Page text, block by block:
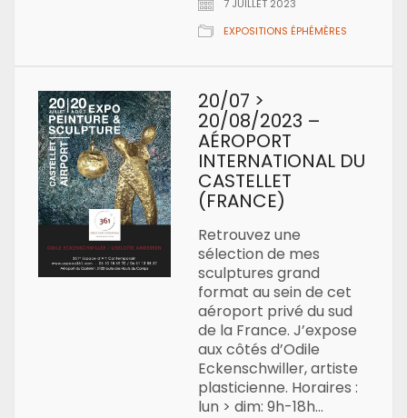
7 JUILLET 2023
EXPOSITIONS ÉPHÉMÈRES
20/07 >
20/08/2023 –
AÉROPORT
INTERNATIONAL DU
CASTELLET
(FRANCE)
Retrouvez une
sélection de mes
sculptures grand
format au sein de cet
aéroport privé du sud
de la France. J’expose
aux côtés d’Odile
Eckenschwiller, artiste
plasticienne. Horaires :
lun > dim: 9h-18h…